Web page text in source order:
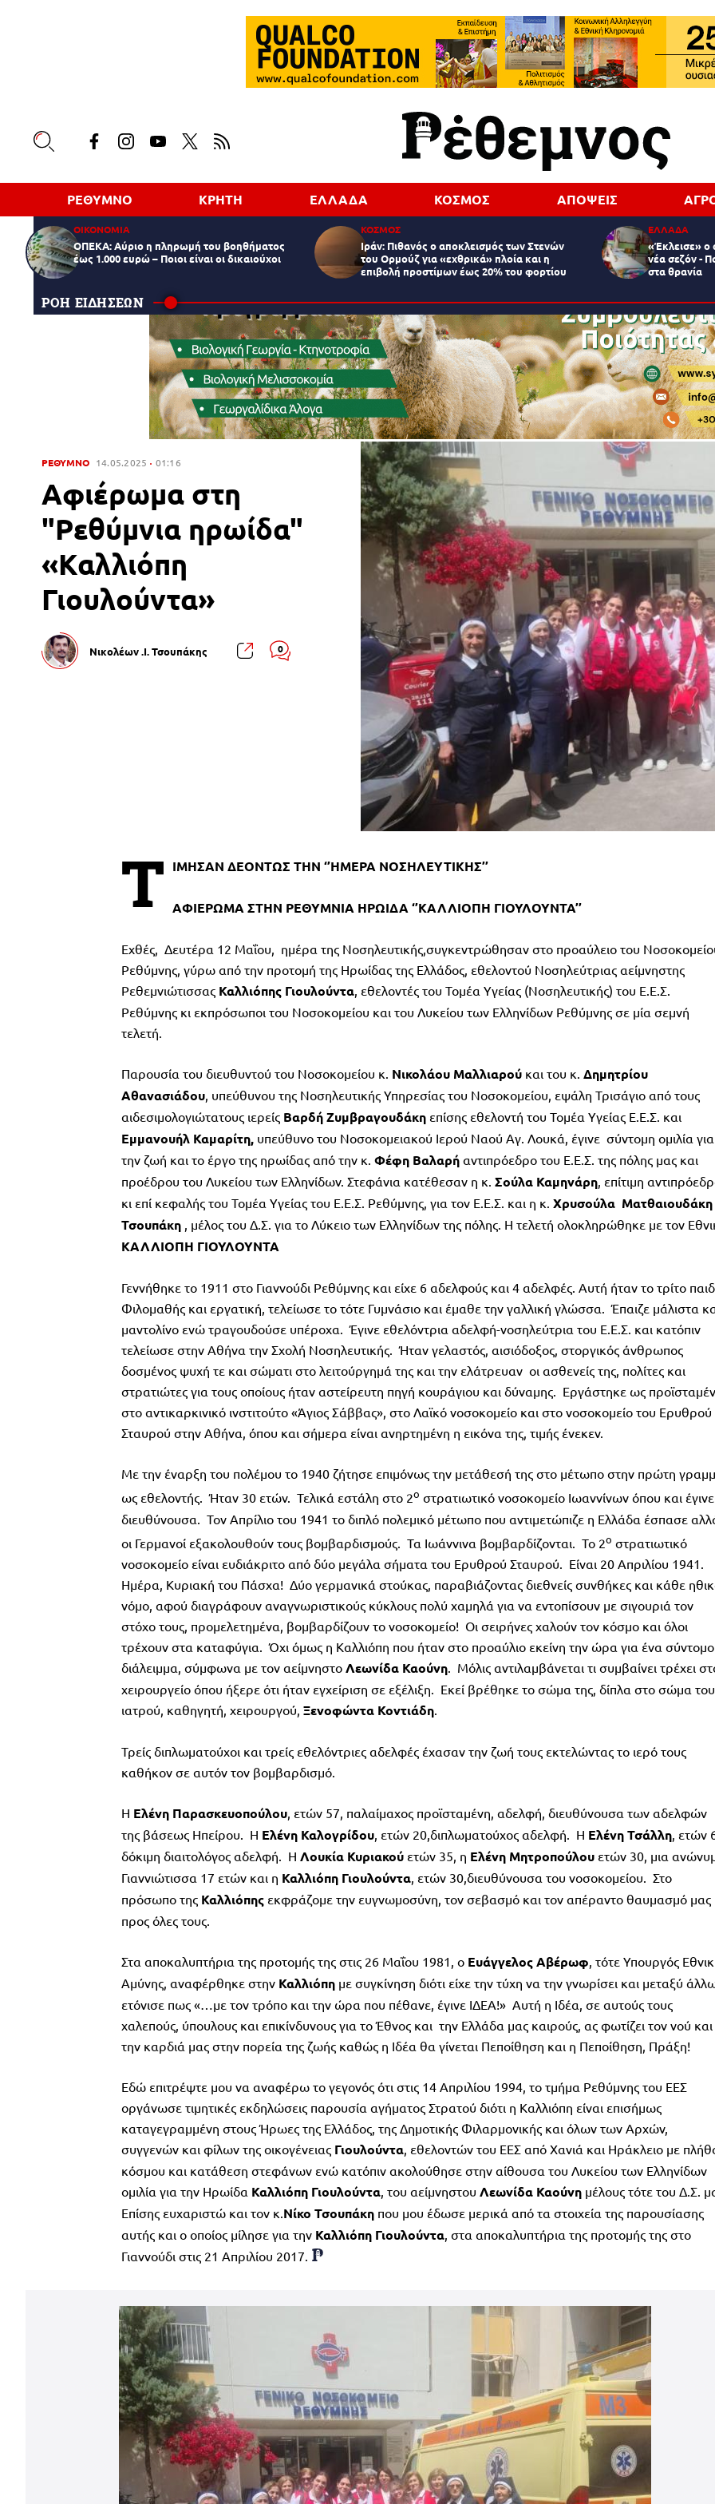
ΡΕΘΥΜΝΟ ΚΡΗΤΗ ΕΛΛΑΔΑ ΚΟΣΜΟΣ ΑΠΟΨΕΙΣ
ΟΙΚΟΝΟΜΙΑ
ΟΠΕΚΑ: Αύριο η πληρωμή του βοηθήματος
έως 1.000 ευρώ – Ποιοι είναι οι δικαιούχοι
ΚΟΣΜΟΣ
Ιράν: Πιθανός ο αποκλεισμός των Στενών
του Ορμούζ για «εχθρικά» πλοία και η
επιβολή προστίμων έως 20% του φορτίου
ΕΛΛΑΔΑ
«Έκλεισε» ο
νέα σεζόν -
στα θρανία
ΡΟΗ ΕΙΔΗΣΕΩΝ
ΡΕΘΥΜΝΟ 14.05.2025 01:16
Αφιέρωμα στη
"Ρεθύμνια ηρωίδα"
«Καλλιόπη
Γιουλούντα»
Νικολέων .Ι. Τσουπάκης 0
Τ ΙΜΗΣΑΝ ΔΕΟΝΤΩΣ ΤΗΝ ‘’ΗΜΕΡΑ ΝΟΣΗΛΕΥΤΙΚΗΣ’’
ΑΦΙΕΡΩΜΑ ΣΤΗΝ ΡΕΘΥΜΝΙΑ ΗΡΩΙΔΑ ‘’ΚΑΛΛΙΟΠΗ ΓΙΟΥΛΟΥΝΤΑ’’
Εχθές, Δευτέρα 12 Μαΐου, ημέρα της Νοσηλευτικής,συγκεντρώθησαν στο προαύλειο του
Ρεθύμνης, γύρω από την προτομή της Ηρωίδας της Ελλάδος, εθελοντού Νοσηλεύτριας αείμνηστης
Ρεθεμνιώτισσας Καλλιόπης Γιουλούντα, εθελοντές του Τομέα Υγείας (Νοσηλευτικής) του Ε.Ε.Σ.
Ρεθύμνης κι εκπρόσωποι του Νοσοκομείου και του Λυκείου των Ελληνίδων Ρεθύμνης σε μία σεμνή
τελετή.
Παρουσία του διευθυντού του Νοσοκομείου κ. Νικολάου Μαλλιαρού και του κ. Δημητρίου
Αθανασιάδου, υπεύθυνου της Νοσηλευτικής Υπηρεσίας του Νοσοκομείου, εψάλη Τρισάγιο από τους
αιδεσιμολογιώτατους ιερείς ΒαρδήΖυμβραγουδάκη επίσης εθελοντή του Τομέα Υγείας Ε.Ε.Σ. και
Εμμανουήλ Καμαρίτη, υπεύθυνο του Νοσοκομειακού Ιερού Ναού Αγ. Λουκά, έγινε σύντομη ομιλία για
την ζωή και το έργο της ηρωίδας από την κ. Φέφη Βαλαρή αντιπρόεδρο του Ε.Ε.Σ. της πόλης μας και
προέδρου του Λυκείου των Ελληνίδων. Στεφάνια κατέθεσαν η κ. Σούλα Καμηνάρη, επίτιμη
κι επί κεφαλής του Τομέα Υγείας του Ε.Ε.Σ. Ρεθύμνης, για τον Ε.Ε.Σ. και η κ. Χρυσούλα Mατθαιουδάκη
Τσουπάκη , μέλος του Δ.Σ. για το Λύκειο των Ελληνίδων της πόλης. Η τελετή ολοκληρώθηκε με τον
ΚΑΛΛΙΟΠΗ ΓΙΟΥΛΟΥΝΤΑ
Γεννήθηκε το 1911 στο Γιαννούδι Ρεθύμνης και είχε 6 αδελφούς και 4 αδελφές. Αυτή ήταν το τρίτο
Φιλομαθής και εργατική, τελείωσε το τότε Γυμνάσιο και έμαθε την γαλλική γλώσσα. Έπαιζε μάλιστα
μαντολίνο ενώ τραγουδούσε υπέροχα. Έγινε εθελόντρια αδελφή-νοσηλεύτρια του Ε.Ε.Σ. και κατόπιν
τελείωσε στην Αθήνα την Σχολή Νοσηλευτικής. Ήταν γελαστός, αισιόδοξος, στοργικός άνθρωπος
δοσμένος ψυχή τε και σώματι στο λειτούργημά της και την ελάτρευαν οι ασθενείς της, πολίτες και
στρατιώτες για τους οποίους ήταν αστείρευτη πηγή κουράγιου και δύναμης. Εργάστηκε ως
στο αντικαρκινικό ινστιτούτο «Άγιος Σάββας», στο Λαϊκό νοσοκομείο και στο νοσοκομείο του Ερυθρού
Σταυρού στην Αθήνα, όπου και σήμερα είναι ανηρτημένη η εικόνα της, τιμής ένεκεν.
Με την έναρξη του πολέμου το 1940 ζήτησε επιμόνως την μετάθεσή της στο μέτωπο στην πρώτη
ως εθελοντής. Ήταν 30 ετών. Τελικά εστάλη στο 2ο στρατιωτικό νοσοκομείο Ιωαννίνων όπου και έγινε
διευθύνουσα. Τον Απρίλιο του 1941 το διπλό πολεμικό μέτωπο που αντιμετώπιζε η Ελλάδα έσπασε
οι Γερμανοί εξακολουθούν τους βομβαρδισμούς. Τα Ιωάννινα βομβαρδίζονται. Το 2ο στρατιωτικό
νοσοκομείο είναι ευδιάκριτο από δύο μεγάλα σήματα του Ερυθρού Σταυρού. Είναι 20 Απριλίου 1941.
Ημέρα, Κυριακή του Πάσχα! Δύο γερμανικά στούκας, παραβιάζοντας διεθνείς συνθήκες και κάθε
νόμο, αφού διαγράφουν αναγνωριστικούς κύκλους πολύ χαμηλά για να εντοπίσουν με σιγουριά τον
στόχο τους, προμελετημένα, βομβαρδίζουν το νοσοκομείο! Οι σειρήνες χαλούν τον κόσμο και όλοι
τρέχουν στα καταφύγια. Όχι όμως η Καλλιόπη που ήταν στο προαύλιο εκείνη την ώρα για ένα σύντομο
διάλειμμα, σύμφωνα με τον αείμνηστο Λεωνίδα Καούνη. Μόλις αντιλαμβάνεται τι συμβαίνει τρέχει
χειρουργείο όπου ήξερε ότι ήταν εγχείριση σε εξέλιξη. Εκεί βρέθηκε το σώμα της, δίπλα στο σώμα του
ιατρού, καθηγητή, χειρουργού, Ξενοφώντα Κοντιάδη.
Τρείς διπλωματούχοι και τρείς εθελόντριες αδελφές έχασαν την ζωή τους εκτελώντας το ιερό τους
καθήκον σε αυτόν τον βομβαρδισμό.
Η Ελένη Παρασκευοπούλου, ετών 57, παλαίμαχος προϊσταμένη, αδελφή, διευθύνουσα των αδελφών
της βάσεως Ηπείρου. Η Ελένη Καλογρίδου, ετών 20,διπλωματούχος αδελφή. Η ΕλένηΤσάλλη, ετών
δόκιμη διαιτολόγος αδελφή. Η Λουκία Κυριακού ετών 35, η Ελένη Μητροπούλου ετών 30, μια
Γιαννιώτισσα 17 ετών και η Καλλιόπη Γιουλούντα, ετών 30,διευθύνουσα του νοσοκομείου. Στο
πρόσωπο της Καλλιόπης εκφράζομε την ευγνωμοσύνη, τον σεβασμό και τον απέραντο θαυμασμό μας
προς όλες τους.
Στα αποκαλυπτήρια της προτομής της στις 26 Μαΐου 1981, ο ΕυάγγελοςΑβέρωφ, τότε Υπουργός
Αμύνης, αναφέρθηκε στην Καλλιόπη με συγκίνηση διότι είχε την τύχη να την γνωρίσει και μεταξύ
ετόνισε πως «…με τον τρόπο και την ώρα που πέθανε, έγινε ΙΔΕΑ!» Αυτή η Ιδέα, σε αυτούς τους
χαλεπούς, ύπουλους και επικίνδυνους για το Έθνος και την Ελλάδα μας καιρούς, ας φωτίζει τον νού και
την καρδιά μας στην πορεία της ζωής καθώς η Ιδέα θα γίνεται Πεποίθηση και η Πεποίθηση, Πράξη!
Εδώ επιτρέψτε μου να αναφέρω το γεγονός ότι στις 14 Απριλίου 1994, το τμήμα Ρεθύμνης του ΕΕΣ
οργάνωσε τιμητικές εκδηλώσεις παρουσία αγήματος Στρατού διότι η Καλλιόπη είναι επισήμως
καταγεγραμμένη στους Ήρωες της Ελλάδος, της Δημοτικής Φιλαρμονικής και όλων των Αρχών,
συγγενών και φίλων της οικογένειας Γιουλούντα, εθελοντών του ΕΕΣ από Χανιά και Ηράκλειο με
κόσμου και κατάθεση στεφάνων ενώ κατόπιν ακολούθησε στην αίθουσα του Λυκείου των Ελληνίδων
ομιλία για την Ηρωίδα Καλλιόπη Γιουλούντα, του αείμνηστου Λεωνίδα Καούνη μέλους τότε του Δ.Σ.
Επίσης ευχαριστώ και τον κ.Νίκο Τσουπάκη που μου έδωσε μερικά από τα στοιχεία της παρουσίασης
αυτής και ο οποίος μίλησε για την Καλλιόπη Γιουλούντα, στα αποκαλυπτήρια της προτομής της στο
Γιαννούδι στις 21 Απριλίου 2017.